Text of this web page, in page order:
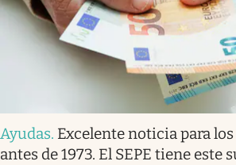
Ayudas. Excelente noticia para
antes de 1973. El SEPE tiene este